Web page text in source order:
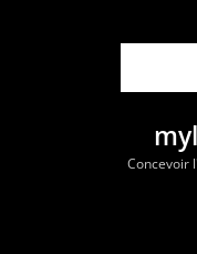
Concevoir